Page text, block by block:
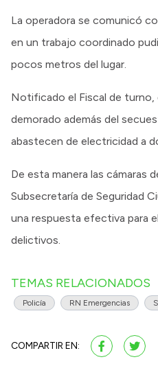
La operadora se comunicó
en un trabajo coordinado
pocos metros del lugar.
Notificado el Fiscal de turno,
demorado además del
abastecen de electricidad a
De esta manera las cámaras
Subsecretaría de Seguridad
una respuesta efectiva para
delictivos.
TEMAS RELACIONADOS
Policía RN Emergencias
COMPARTIR EN: